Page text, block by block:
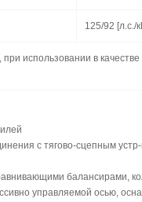
125/92 [л.с./
использовании в
с тягово-сцепным
балансирами,
управляемой осью,